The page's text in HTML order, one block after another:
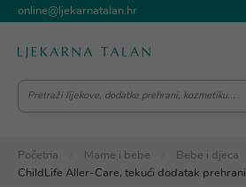
online@ljekarnatalan.hr
Početna Mame i bebe Bebe i djeca
ChildLife Aller-Care, tekući dodatak prehrani